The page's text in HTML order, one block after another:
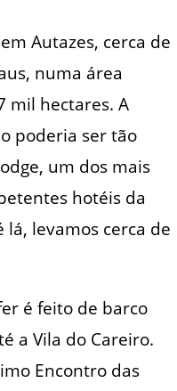
Autazes, cerca de
numa área
mil hectares. A
poderia ser tão
um dos mais
hotéis da
lá, levamos cerca de
é feito de barco
a Vila do Careiro.
Encontro das